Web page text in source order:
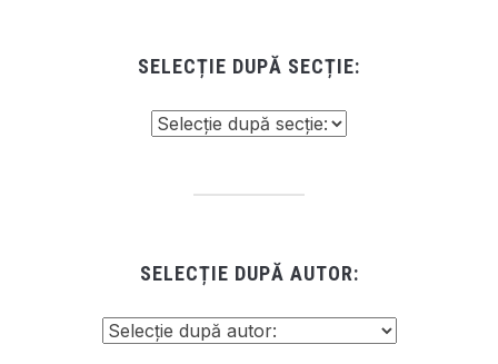
SELECȚIE DUPĂ SECȚIE:
SELECȚIE DUPĂ AUTOR: